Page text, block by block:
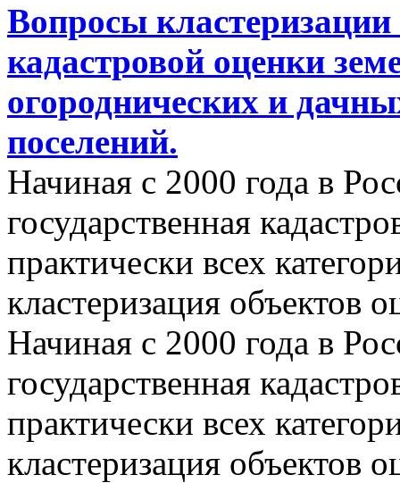
Вопросы кластеризации
кадастровой оценки
огороднических и
поселений.
Начиная с 2000 года в
государственная
практически всех
кластеризация объектов
Начиная с 2000 года в
государственная
практически всех
кластеризация объектов